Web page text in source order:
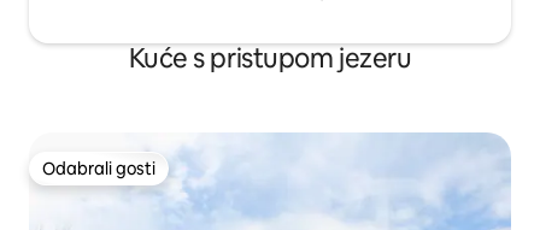
Kuće s pristupom jezeru
Odabrali gosti
Odabrali gosti